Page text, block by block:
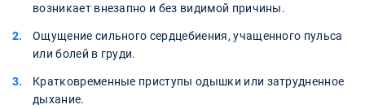
возникает внезапно и без видимой причины.
Ощущение сильного сердцебиения, учащенного пульса
или болей в груди.
Кратковременные приступы одышки или затрудненное
дыхание.